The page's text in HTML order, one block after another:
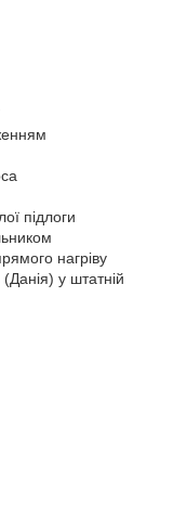
підлоги
нагріву
у штатній